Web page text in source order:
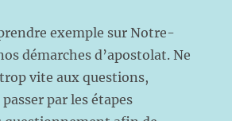
exemple sur Notre-
démarches d’apostolat. Ne
vite aux questions,
par les étapes